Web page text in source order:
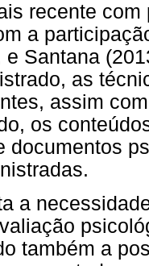
recente
a
e Santana
as
assim
os
documentos
a
também a